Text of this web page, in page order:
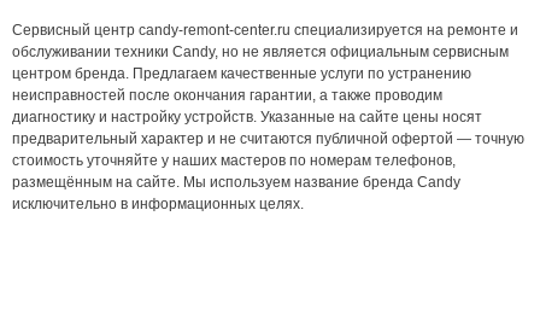
Сервисный центр candy-remont-center.ru специализируется на ремонте и
обслуживании техники Candy, но не является официальным сервисным
центром бренда. Предлагаем качественные услуги по устранению
неисправностей после окончания гарантии, а также проводим
диагностику и настройку устройств. Указанные на сайте цены носят
предварительный характер и не считаются публичной офертой — точную
стоимость уточняйте у наших мастеров по номерам телефонов,
размещённым на сайте. Мы используем название бренда Candy
исключительно в информационных целях.